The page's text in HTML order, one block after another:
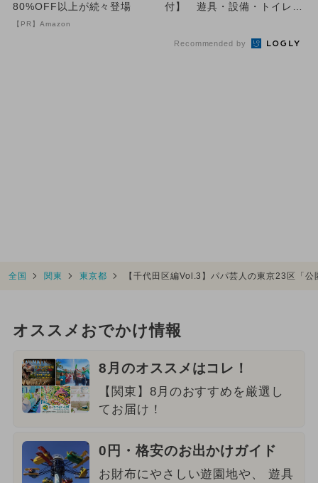
80%OFF以上が続々登場
【PR】Amazon
付】 遊具・設備・トイレも
Recommended by
全国 関東 東京都 【千代田区編Vol.3】パパ芸人の東京23区「公
オススメおでかけ情報
8月のオススメはコレ！
【関東】8月のおすすめを厳選し
てお届け！
0円・格安のお出かけガイド
お財布にやさしい遊園地や、 遊具